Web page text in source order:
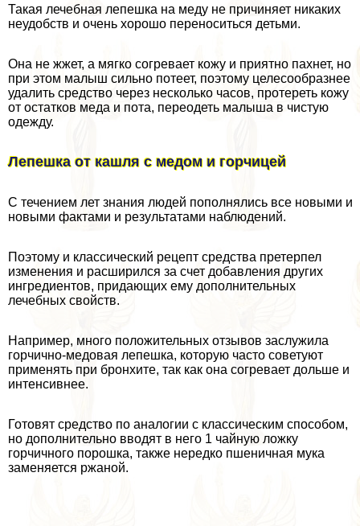
Такая лечебная лепешка на меду не причиняет никаких
неудобств и очень хорошо переноситься детьми.
Она не жжет, а мягко согревает кожу и приятно пахнет, но
при этом малыш сильно потеет, поэтому целесообразнее
удалить средство через несколько часов, протереть кожу
от остатков меда и пота, переодеть малыша в чистую
одежду.
Лепешка от кашля с медом и горчицей
С течением лет знания людей пополнялись все новыми и
новыми фактами и результатами наблюдений.
Поэтому и классический рецепт средства претерпел
изменения и расширился за счет добавления других
ингредиентов, придающих ему дополнительных
лечебных свойств.
Например, много положительных отзывов заслужила
горчично-медовая лепешка, которую часто советуют
применять при бронхите, так как она согревает дольше и
интенсивнее.
Готовят средство по аналогии с классическим способом,
но дополнительно вводят в него 1 чайную ложку
горчичного порошка, также нередко пшеничная мука
заменяется ржаной.